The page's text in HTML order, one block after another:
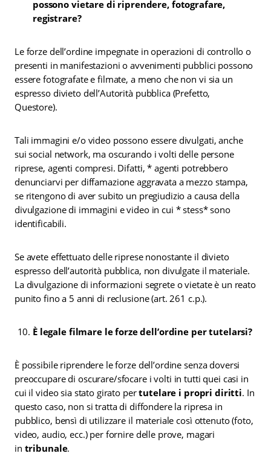
possono vietare di riprendere, fotografare,
registrare?
Le forze dell’ordine impegnate in operazioni di controllo o
presenti in manifestazioni o avvenimenti pubblici possono
essere fotografate e filmate, a meno che non vi sia un
espresso divieto dell’Autorità pubblica (Prefetto,
Questore).
Tali immagini e/o video possono essere divulgati, anche
sui social network, ma oscurando i volti delle persone
riprese, agenti compresi. Difatti, * agenti potrebbero
denunciarvi per diffamazione aggravata a mezzo stampa,
se ritengono di aver subito un pregiudizio a causa della
divulgazione di immagini e video in cui * stess* sono
identificabili.
Se avete effettuato delle riprese nonostante il divieto
espresso dell’autorità pubblica, non divulgate il materiale.
La divulgazione di informazioni segrete o vietate è un reato
punito fino a 5 anni di reclusione (art. 261 c.p.).
È legale filmare le forze dell’ordine per tutelarsi?
È possibile riprendere le forze dell’ordine senza doversi
preoccupare di oscurare/sfocare i volti in tutti quei casi in
cui il video sia stato girato pertutelare i propri diritti. In
questo caso, non si tratta di diffondere la ripresa in
pubblico, bensì di utilizzare il materiale così ottenuto (foto,
video, audio, ecc.) per fornire delle prove, magari
in tribunale.